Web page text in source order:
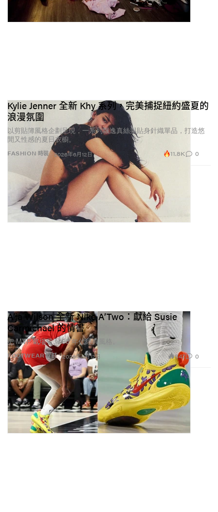
FASHION 時裝
Kylie Jenner 全新 Khy 系列，完美捕捉紐約盛夏的
浪漫氛圍
以剪貼簿風格企劃呈現，一系列飄逸真絲與貼身針織單品，打造悠
閒又性感的夏日衣櫥。
2026年6月12日 11.8K 0
FOOTWEAR 球鞋
A’ja Wilson 全新 Nike A’Two：獻給 Susie
Carmichael 的情書
把 MVP 氣場帶回 90 年代經典風格。
2026年6月12日 847 0